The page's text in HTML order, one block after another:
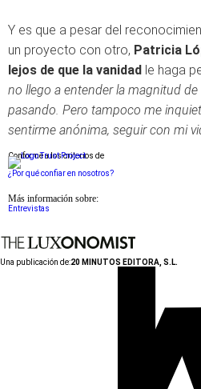
Y es que a pesar del
un proyecto con otro, Patricia
lejos de que la vanidad le haga
no llego a entender la magnitud
pasando. Pero tampoco me
sentirme anónima, seguir con mi
Conforme a los criterios de
¿Por qué confiar en nosotros?
Más información sobre:
Entrevistas
Una publicación de:20 MINUTOS EDITORA, S.L.